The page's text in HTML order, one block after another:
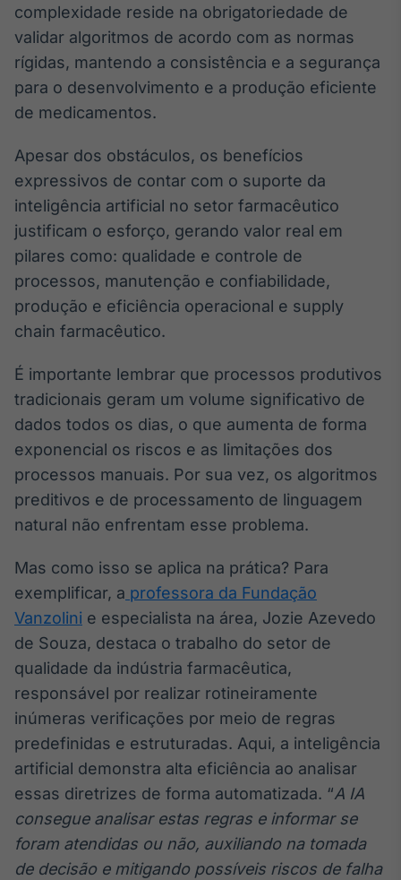
complexidade reside na obrigatoriedade de
validar algoritmos de acordo com as normas
rígidas, mantendo a consistência e a segurança
para o desenvolvimento e a produção eficiente
de medicamentos.
Apesar dos obstáculos, os benefícios
expressivos de contar com o suporte da
inteligência artificial no setor farmacêutico
justificam o esforço, gerando valor real em
pilares como: qualidade e controle de
processos, manutenção e confiabilidade,
produção e eficiência operacional e supply
chain farmacêutico.
É importante lembrar que processos produtivos
tradicionais geram um volume significativo de
dados todos os dias, o que aumenta de forma
exponencial os riscos e as limitações dos
processos manuais. Por sua vez, os algoritmos
preditivos e de processamento de linguagem
natural não enfrentam esse problema.
Mas como isso se aplica na prática? Para
exemplificar, a professora da Fundação
Vanzolini e especialista na área, Jozie Azevedo
de Souza, destaca o trabalho do setor de
qualidade da indústria farmacêutica,
responsável por realizar rotineiramente
inúmeras verificações por meio de regras
predefinidas e estruturadas. Aqui, a inteligência
artificial demonstra alta eficiência ao analisar
essas diretrizes de forma automatizada. “A IA
consegue analisar estas regras e informar se
foram atendidas ou não, auxiliando na tomada
de decisão e mitigando possíveis riscos de falha